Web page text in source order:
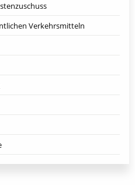
Verkehrsmitteln